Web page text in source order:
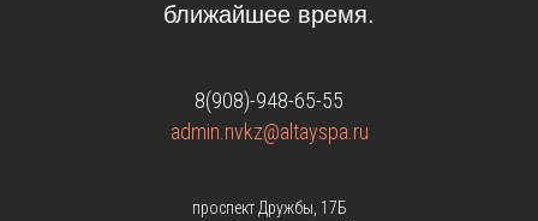
ближайшее время.
8(908)-948-65-55
admin.nvkz@altayspa.ru
проспект Дружбы, 17Б